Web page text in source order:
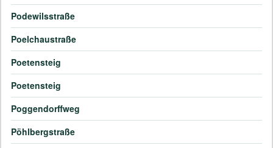
Podewilsstraße
Poelchaustraße
Poetensteig
Poetensteig
Poggendorffweg
Pöhlbergstraße